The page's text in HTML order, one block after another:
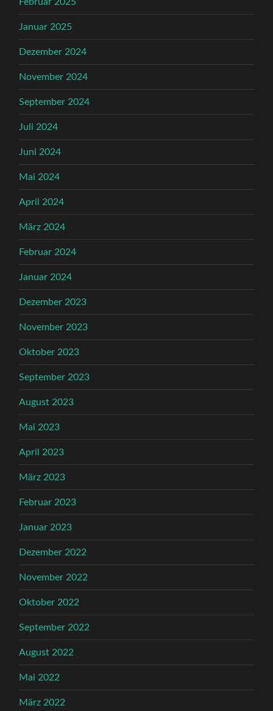
Januar 2025
Dezember 2024
November 2024
September 2024
Juli 2024
Juni 2024
Mai 2024
April 2024
März 2024
Februar 2024
Januar 2024
Dezember 2023
November 2023
Oktober 2023
September 2023
August 2023
Mai 2023
April 2023
März 2023
Februar 2023
Januar 2023
Dezember 2022
November 2022
Oktober 2022
September 2022
August 2022
Mai 2022
März 2022